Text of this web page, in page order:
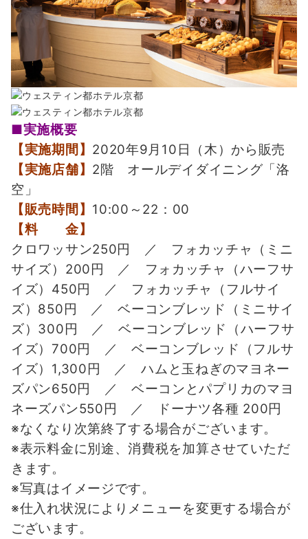
■実施概要
【実施期間】 2020年9月10日（木）から販売
【実施店舗】 2階 オールデイダイニング「洛
空」
【販売時間】 10:00～22：00
【料 金】
クロワッサン250円 ／ フォカッチャ（ミニ
サイズ）200円 ／ フォカッチャ（ハーフサ
イズ）450円 ／ フォカッチャ（フルサイ
ズ）850円 ／ ベーコンブレッド（ミニサイ
ズ）300円 ／ ベーコンブレッド（ハーフサ
イズ）700円 ／ ベーコンブレッド（フルサ
イズ）1,300円 ／ ハムと玉ねぎのマヨネー
ズパン650円 ／ ベーコンとパプリカのマヨ
ネーズパン550円 ／ ドーナツ各種 200円
※なくなり次第終了する場合がございます。
※表示料金に別途、消費税を加算させていただ
きます。
※写真はイメージです。
※仕入れ状況によりメニューを変更する場合が
ございます。